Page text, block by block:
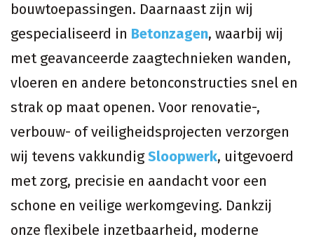
bouwtoepassingen. Daarnaast zijn wij
gespecialiseerd in Betonzagen, waarbij wij
met geavanceerde zaagtechnieken wanden,
vloeren en andere betonconstructies snel en
strak op maat openen. Voor renovatie-,
verbouw- of veiligheidsprojecten verzorgen
wij tevens vakkundigSloopwerk, uitgevoerd
met zorg, precisie en aandacht voor een
schone en veilige werkomgeving. Dankzij
onze flexibele inzetbaarheid, moderne